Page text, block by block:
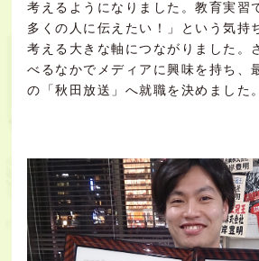
考えるようになりました。教育実習
多くの人に伝えたい！」という気持
考える大きな軸につながりました。
べるなかでメディアに興味を持ち、
の「秋田放送」へ就職を決めました。